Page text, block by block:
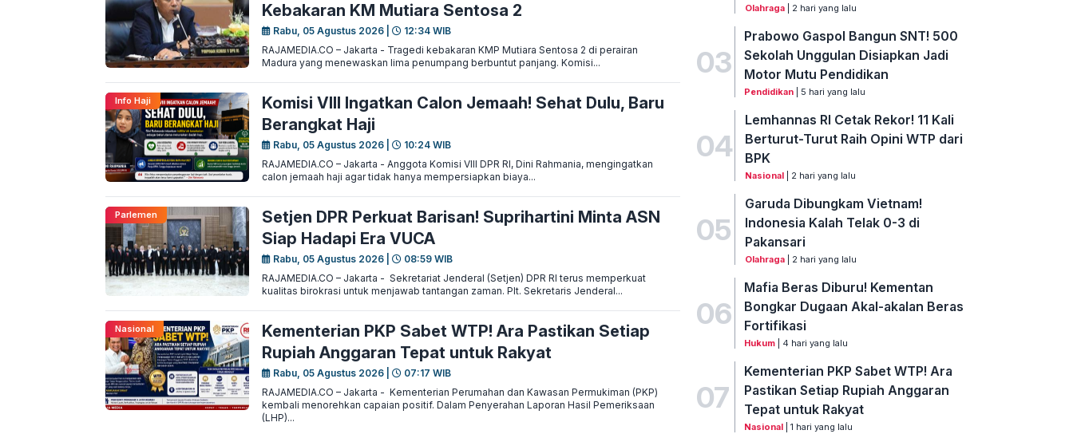
Kebakaran KM Mutiara Sentosa 2
Rabu, 05 Agustus 2026 |
12:34 WIB
RAJAMEDIA.CO – Jakarta - Tragedi kebakaran KMP Mutiara Sentosa 2 di perairan
Madura yang menewaskan lima penumpang berbuntut panjang. Komisi...
Info Haji
Komisi VIII Ingatkan Calon Jemaah! Sehat Dulu, Baru
Berangkat Haji
Rabu, 05 Agustus 2026 |
10:24 WIB
RAJAMEDIA.CO – Jakarta - Anggota Komisi VIII DPR RI, Dini Rahmania, mengingatkan
calon jemaah haji agar tidak hanya mempersiapkan biaya...
Parlemen
Setjen DPR Perkuat Barisan! Suprihartini Minta ASN
Siap Hadapi Era VUCA
Rabu, 05 Agustus 2026 |
08:59 WIB
RAJAMEDIA.CO – Jakarta - Sekretariat Jenderal (Setjen) DPR RI terus memperkuat
kualitas birokrasi untuk menjawab tantangan zaman. Plt. Sekretaris Jenderal...
Nasional
Kementerian PKP Sabet WTP! Ara Pastikan Setiap
Rupiah Anggaran Tepat untuk Rakyat
Rabu, 05 Agustus 2026 |
07:17 WIB
RAJAMEDIA.CO – Jakarta - Kementerian Perumahan dan Kawasan Permukiman (PKP)
kembali menorehkan capaian positif. Dalam Penyerahan Laporan Hasil Pemeriksaan
(LHP)...
Olahraga| 2 hari yang lalu
03
Prabowo Gaspol Bangun SNT! 500
Sekolah Unggulan Disiapkan Jadi
Motor Mutu Pendidikan
Pendidikan | 5 hari yang lalu
04
Lemhannas RI Cetak Rekor! 11 Kali
Berturut-Turut Raih Opini WTP dari
BPK
Nasional| 2 hari yang lalu
05
Garuda Dibungkam Vietnam!
Indonesia Kalah Telak 0-3 di
Pakansari
Olahraga| 2 hari yang lalu
06
Mafia Beras Diburu! Kementan
Bongkar Dugaan Akal-akalan Beras
Fortifikasi
Hukum | 4 hari yang lalu
07
Kementerian PKP Sabet WTP! Ara
Pastikan Setiap Rupiah Anggaran
Tepat untuk Rakyat
Nasional | 1 hari yang lalu